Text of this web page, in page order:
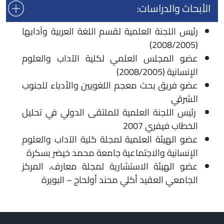
الأبحاث والدراسات:
رئيس اللجنة العلمية لقسم اللغة العربية وآدابها
عضو المجلس العلمي لكلية الآداب والعلوم
الإنسانية (2008/2005)
عضو فريق بحث معجم اللغويين والأدباء للجنوب
الشرقي
رئيس اللجنة العلمية للملتقى الدولي في تحليل
الخطاب فيفري 2007
عضو الهيئة العلمية لمجلة كلية الآداب والعلوم
الإنسانية والاجتماعية جامعة محمد خيضر بسكرة
عضو الهيئة الاستشارية لمجلة معارف، المركز
الجامعي العقيد أكلي محند أولحاج – البويرة